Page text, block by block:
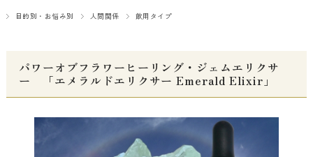
目的別・お悩み別 人間関係 飲用タイプ
パワーオブフラワーヒーリング・ジェムエリクサ
ー 「エメラルドエリクサー Emerald Elixir」